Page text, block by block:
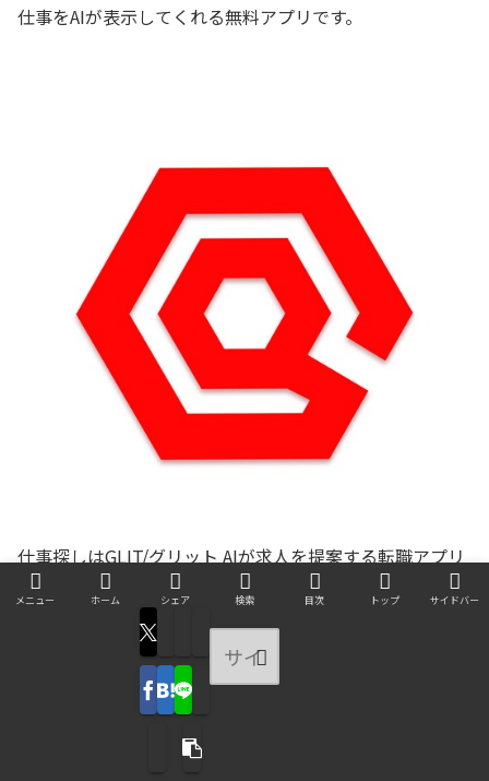
仕事をAIが表示してくれる無料アプリです。
仕事探しはGLIT/グリット AIが求人を提案する転職アプリ
株式会社Carat 無料posted with アプリーチ
メニュー ホーム シェア 検索 目次 トップ サイドバー